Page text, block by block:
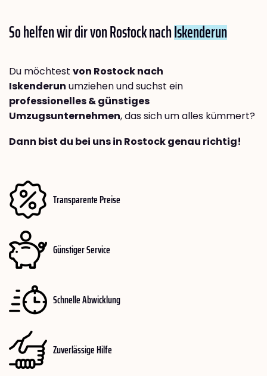
So helfen wir dir von Rostock nachIskenderun
Du möchtest von Rostock nach
Iskenderun umziehen und suchst ein
professionelles & günstiges
Umzugsunternehmen, das sich um alles kümmert?
Dann bist du bei uns in Rostock genau richtig!
Transparente Preise
Günstiger Service
Schnelle Abwicklung
Zuverlässige Hilfe